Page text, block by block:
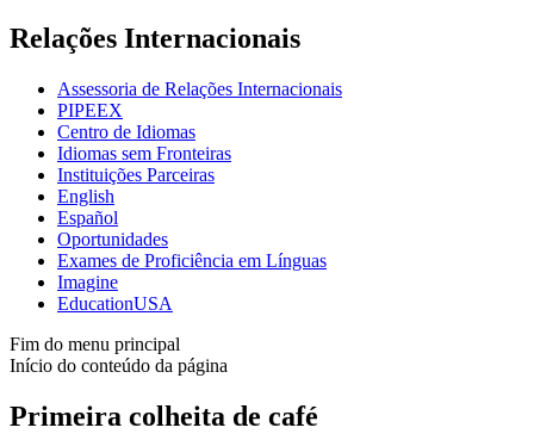
Relações Internacionais
Assessoria de Relações Internacionais
PIPEEX
Centro de Idiomas
Idiomas sem Fronteiras
Instituições Parceiras
English
Español
Oportunidades
Exames de Proficiência em Línguas
Imagine
EducationUSA
Fim do menu principal
Início do conteúdo da página
Primeira colheita de café